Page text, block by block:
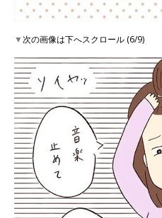
▼次の画像は下へスクロール (6/9)